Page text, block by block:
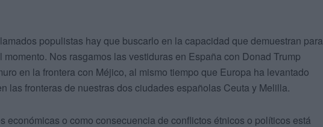
populistas hay que buscarlo en la capacidad que demuestran para
Nos rasgamos las vestiduras en España con Donad Trump
en la frontera con Méjico, al mismo tiempo que Europa ha levantado
las fronteras de nuestras dos ciudades españolas Ceuta y Melilla.
económicas o como consecuencia de conflictos étnicos o políticos está